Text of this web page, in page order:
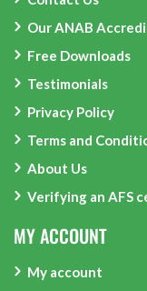
Our ANAB
Free Downloads
Testimonials
Privacy Policy
Terms and
About Us
Verifying an AFS
MY ACCOUNT
My account